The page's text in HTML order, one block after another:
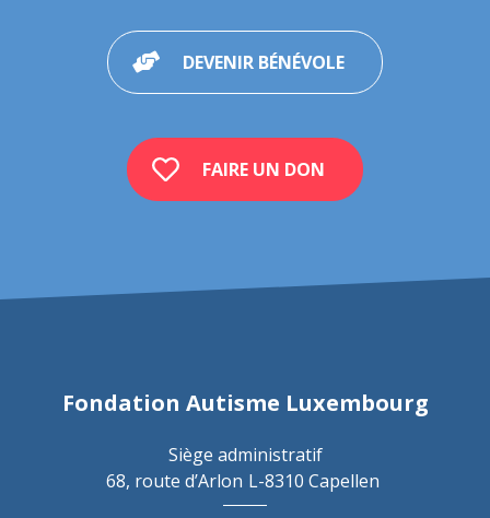
DEVENIR BÉNÉVOLE
FAIRE UN DON
Fondation Autisme Luxembourg
Siège administratif
68, route d’Arlon L-8310 Capellen